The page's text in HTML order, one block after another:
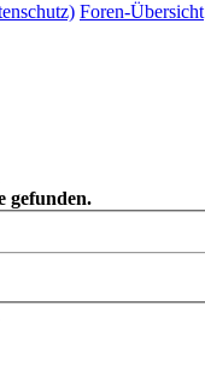
Foren-Übersicht
gefunden.